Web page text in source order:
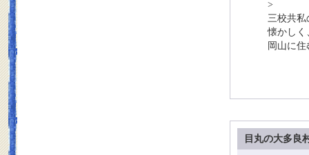
>
三校共私
懐かしく
岡山に
目丸の大多良